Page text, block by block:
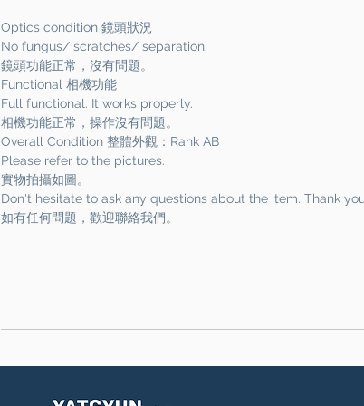
Optics condition 鏡頭狀況
No fungus/ scratches/ separation.
鏡頭功能正常，沒有問題。
Functional 相機功能
Full functional. It works properly.
相機功能正常，操作沒有問題。
Overall Condition 整體外觀：Rank AB
Please refer to the pictures.
實物拍攝如圖。
Don't hesitate to ask any questions about the item. Thank
如有任何問題，歡迎聯絡我們。